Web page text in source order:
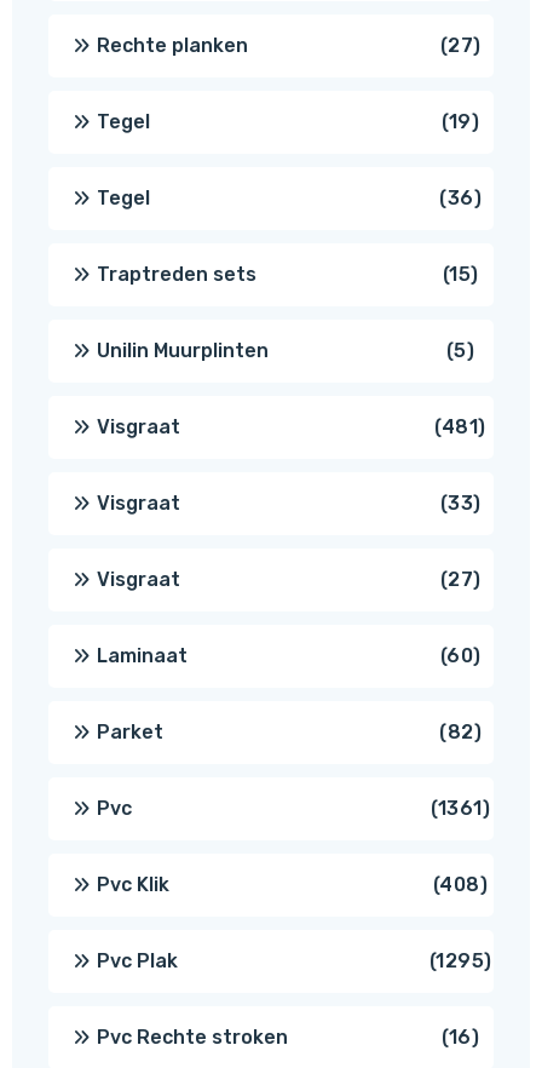
Rechte planken 2727
Tegel 1919
Tegel 3636
Traptreden sets 1515
Unilin Muurplinten 55
Visgraat 481481
Visgraat 3333
Visgraat 2727
Laminaat 6060
Parket 8282
Pvc 13611361
Pvc Klik 408408
Pvc Plak 12951295
Pvc Rechte stroken 1616